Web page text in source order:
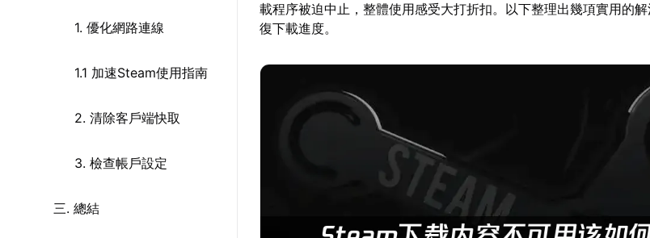
1. 優化網路連線
1.1 加速Steam使用指南
2. 清除客戶端快取
3. 檢查帳戶設定
三. 總結
載程序被迫中止，整體使用感受大打折扣。以下整理出幾項實用的
復下載進度。